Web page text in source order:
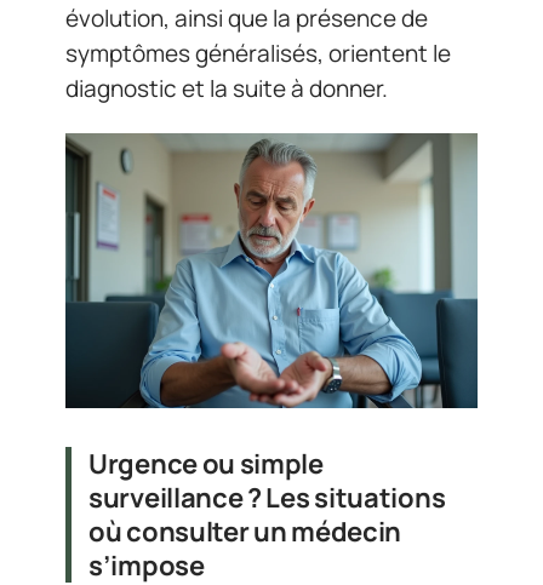
évolution, ainsi que la présence de
symptômes généralisés, orientent le
diagnostic et la suite à donner.
Urgence ou simple
surveillance ? Les situations
où consulter un médecin
s’impose